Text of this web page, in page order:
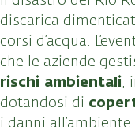
discarica
corsi d’acqua.
che le aziende
rischi ambientali,
dotandosi di
i danni